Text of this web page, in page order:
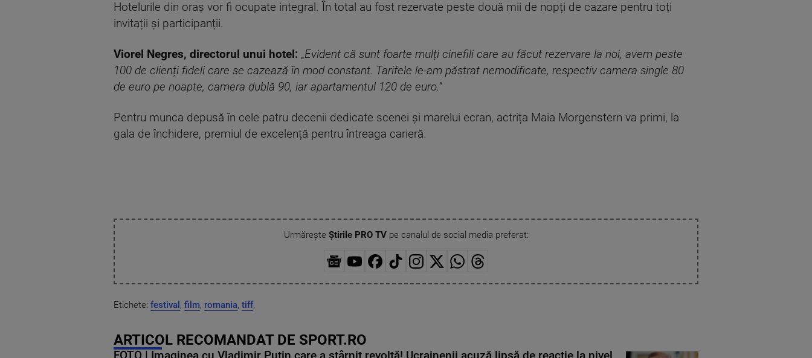
Hotelurile din oraș vor fi ocupate integral. În total au fost rezervate peste două mii de nopți de cazare pentru toți
invitații și participanții.
Viorel Negres, directorul unui hotel: „Evident că sunt foarte mulți cinefili care au făcut rezervare la noi, avem peste
100 de clienți fideli care se cazează în mod constant. Tarifele le-am păstrat nemodificate, respectiv camera single 80
de euro pe noapte, camera dublă 90, iar apartamentul 120 de euro.”
Pentru munca depusă în cele patru decenii dedicate scenei și marelui ecran, actrița Maia Morgenstern va primi, la
gala de închidere, premiul de excelență pentru întreaga carieră.
Urmărește Știrile PRO TVpe canalul de social media preferat:
Etichete: festival , film, romania, tiff,
ARTICOL RECOMANDAT DE SPORT.RO